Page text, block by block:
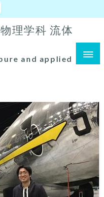
理学科 流体
and applied